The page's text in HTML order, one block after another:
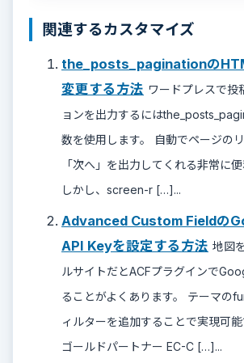
関連するカスタマイズ
the_posts_paginationの
変更する方法 ワードプレスで投
ョンを出力するには
数を使用します。 自動でページの
「次へ」を出力してくれる非常に便
しかし、screen-r […]...
Advanced Custom Fieldの
API Keyを設定する方法 地図
ルサイトだとACFプラグインで
ることがよくあります。 テーマの
ィルターを追加することで実現可
ゴールドパートナー EC-C […]...